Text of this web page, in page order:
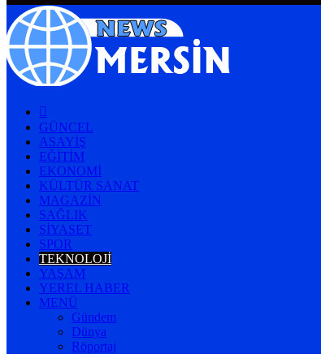
...
GÜNCEL
ASAYIŞ
EĞITIM
EKONOMI
KÜLTÜR SANAT
MAGAZIN
SAĞLIK
SIYASET
SPOR
TEKNOLOJI
YAŞAM
YEREL HABER
MENÜ
Gündem
Dünya
Röportaj